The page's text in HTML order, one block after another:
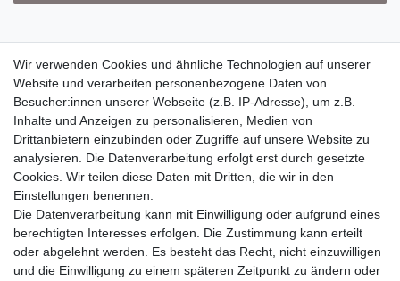
Wir verwenden Cookies und ähnliche Technologien auf unserer
Website und verarbeiten personenbezogene Daten von
Besucher:innen unserer Webseite (z.B. IP-Adresse), um z.B.
Inhalte und Anzeigen zu personalisieren, Medien von
Drittanbietern einzubinden oder Zugriffe auf unsere Website zu
analysieren. Die Datenverarbeitung erfolgt erst durch gesetzte
Cookies. Wir teilen diese Daten mit Dritten, die wir in den
Einstellungen benennen.
Die Datenverarbeitung kann mit Einwilligung oder aufgrund eines
berechtigten Interesses erfolgen. Die Zustimmung kann erteilt
oder abgelehnt werden. Es besteht das Recht, nicht einzuwilligen
und die Einwilligung zu einem späteren Zeitpunkt zu ändern oder